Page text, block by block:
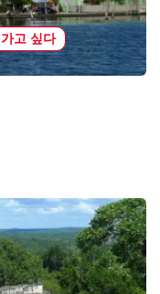
고 싶다